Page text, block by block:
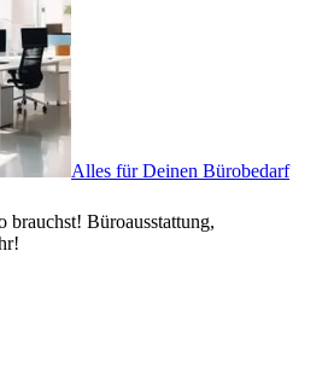
Alles für Deinen Bürobedarf
Büroausstattung,